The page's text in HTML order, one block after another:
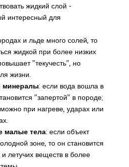
жидкий слой -
интересный для
и льде много солей, то
жидкой при более низких
"текучесть", но
жизни.
минералы: если вода вошла в
"запертой" в породе;
при нагреве, ударах или
малые тела: если объект
зоне, то он становится
летучих веществ в более